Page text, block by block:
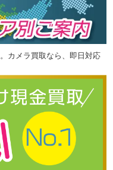
カメラ買取なら、即日対応